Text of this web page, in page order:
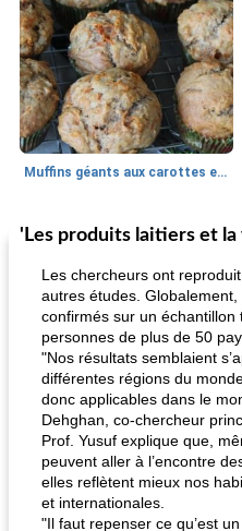
Muffins géants aux carottes et à la banane de Nif
30min
Marques de confiance: recettes et
astuces
fiesta tostadas
'Les produits laitiers et
Les chercheurs ont
autres études.
confirmés sur un
personnes de plus de 50
"Nos résultats semblaient
différentes régions du
donc applicables dans le
Dehghan, co-chercheur
Prof. Yusuf explique que,
peuvent aller à l’encontre
elles reflètent mieux nos
et internationales.
"Il faut repenser ce qu’est